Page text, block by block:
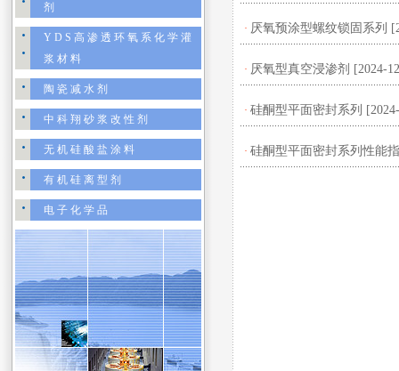
剂
YDS高渗透环氧系化学灌
浆材料
陶瓷减水剂
中科翔砂浆改性剂
无机硅酸盐涂料
有机硅离型剂
电子化学品
· 厌氧预涂型螺纹锁固系列
· 厌氧型真空浸渗剂 [2024-
·硅酮型平面密封系列
·硅酮型平面密封系列性能